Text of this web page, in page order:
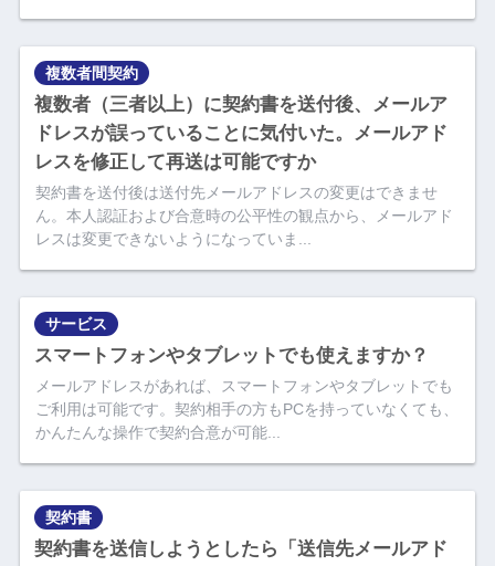
複数者（三者以上）に契約書を送付後、メールア
ドレスが誤っていることに気付いた。メールアド
レスを修正して再送は可能ですか
契約書を送付後は送付先メールアドレスの変更はできませ
ん。本人認証および合意時の公平性の観点から、メールアド
レスは変更できないようになっていま...
複数者間契約
スマートフォンやタブレットでも使えますか？
メールアドレスがあれば、スマートフォンやタブレットでも
ご利用は可能です。契約相手の方もPCを持っていなくても、
かんたんな操作で契約合意が可能...
サービス
契約書を送信しようとしたら「送信先メールアド
契約書